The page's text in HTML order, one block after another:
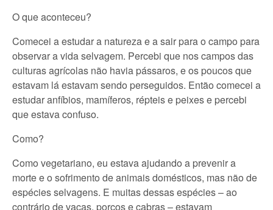
O que aconteceu?
Comecei a estudar a natureza e a sair para o campo para
observar a vida selvagem. Percebi que nos campos das
culturas agrícolas não havia pássaros, e os poucos que
estavam lá estavam sendo perseguidos. Então comecei a
estudar anfíbios, mamíferos, répteis e peixes e percebi
que estava confuso.
Como?
Como vegetariano, eu estava ajudando a prevenir a
morte e o sofrimento de animais domésticos, mas não de
espécies selvagens. E muitas dessas espécies – ao
contrário de vacas, porcos e cabras – estavam